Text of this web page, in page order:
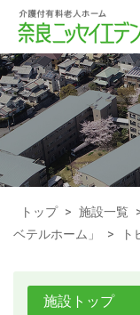
トップ > 施設一覧
ベテルホーム」
> ト
施設トップ